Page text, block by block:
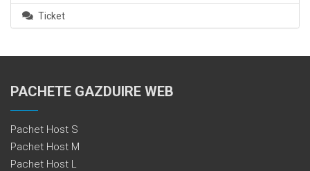
Ticket
PACHETE GAZDUIRE WEB
Pachet Host S
Pachet Host M
Pachet Host L